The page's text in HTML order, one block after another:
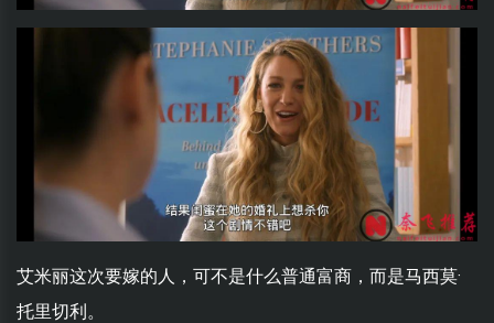
艾米丽这次要嫁的人，可不是什么普通富商，而是马西莫·
托里切利。